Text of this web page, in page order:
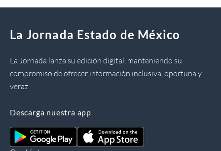
La Jornada Estado de México
La Jornada lanza su edición digital, manteniendo su
compromiso de ofrecer información inclusiva, oportuna y
veraz.
Descarga nuestra app